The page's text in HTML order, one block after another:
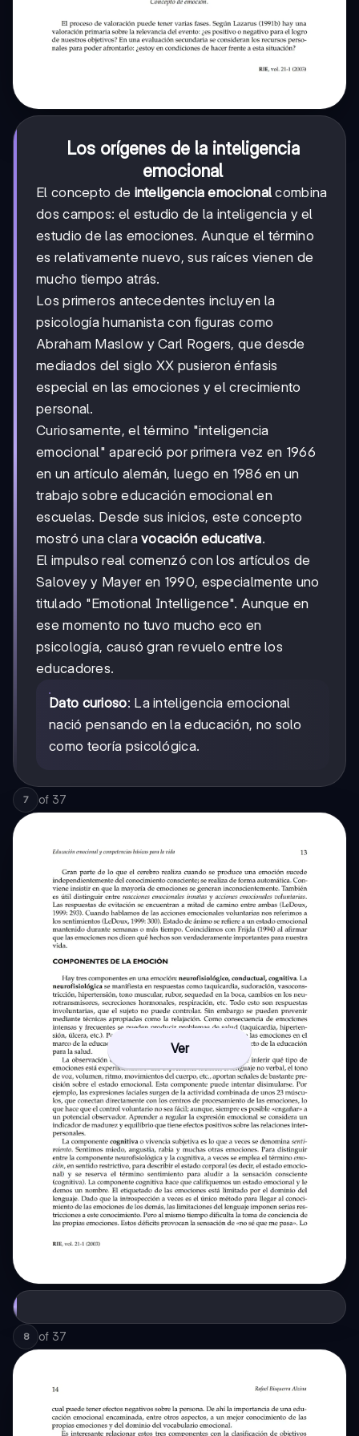
Los orígenes de la inteligencia
emocional
El concepto de inteligencia emocional combina
dos campos: el estudio de la inteligencia y el
estudio de las emociones. Aunque el término
es relativamente nuevo, sus raíces vienen de
mucho tiempo atrás.
Los primeros antecedentes incluyen la
psicología humanista con figuras como
Abraham Maslow y Carl Rogers, que desde
mediados del siglo XX pusieron énfasis
especial en las emociones y el crecimiento
personal.
Curiosamente, el término "inteligencia
emocional" apareció por primera vez en 1966
en un artículo alemán, luego en 1986 en un
trabajo sobre educación emocional en
escuelas. Desde sus inicios, este concepto
mostró una claravocación educativa.
El impulso real comenzó con los artículos de
Salovey y Mayer en 1990, especialmente uno
titulado "Emotional Intelligence". Aunque en
ese momento no tuvo mucho eco en
psicología, causó gran revuelo entre los
educadores.
Dato curioso: La inteligencia emocional
nació pensando en la educación, no solo
como teoría psicológica.
7 of 37
Ver
8 of 37